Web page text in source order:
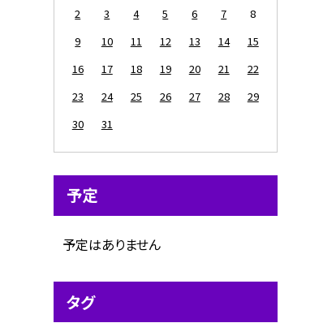
2
3 4 5 6 7
8
9
10 11 12 13 14
15
16
17 18 19 20 21
22
23
24 25 26 27 28
29
30
31
予定
予定はありません
タグ